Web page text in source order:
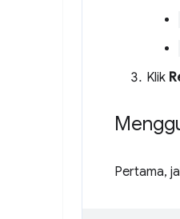
Klik
Pertama,